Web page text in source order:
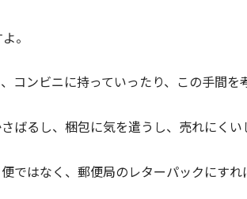
。
コンビニに持っていったり、この手間を
ばるし、梱包に気を遣うし、売れにくい
ではなく、郵便局のレターパックにす